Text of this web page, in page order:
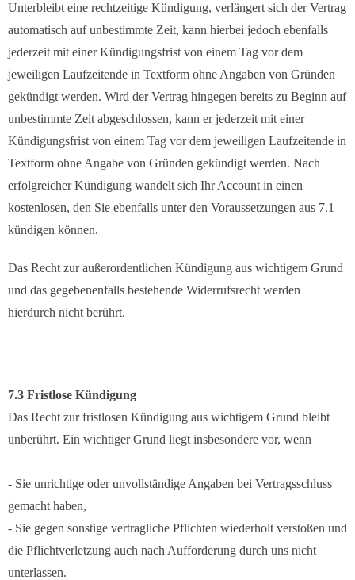
Unterbleibt eine rechtzeitige Kündigung, verlängert sich der Vertrag
automatisch auf unbestimmte Zeit, kann hierbei jedoch ebenfalls
jederzeit mit einer Kündigungsfrist von einem Tag vor dem
jeweiligen Laufzeitende in Textform ohne Angaben von Gründen
gekündigt werden. Wird der Vertrag hingegen bereits zu Beginn auf
unbestimmte Zeit abgeschlossen, kann er jederzeit mit einer
Kündigungsfrist von einem Tag vor dem jeweiligen Laufzeitende in
Textform ohne Angabe von Gründen gekündigt werden. Nach
erfolgreicher Kündigung wandelt sich Ihr Account in einen
kostenlosen, den Sie ebenfalls unter den Voraussetzungen aus 7.1
kündigen können.
Das Recht zur außerordentlichen Kündigung aus wichtigem Grund
und das gegebenenfalls bestehende Widerrufsrecht werden
hierdurch nicht berührt.
7.3 Fristlose Kündigung
Das Recht zur fristlosen Kündigung aus wichtigem Grund bleibt
unberührt. Ein wichtiger Grund liegt insbesondere vor, wenn
- Sie unrichtige oder unvollständige Angaben bei Vertragsschluss
gemacht haben,
- Sie gegen sonstige vertragliche Pflichten wiederholt verstoßen und
die Pflichtverletzung auch nach Aufforderung durch uns nicht
unterlassen.